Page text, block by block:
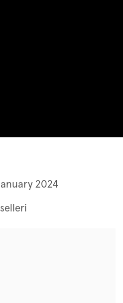
2024